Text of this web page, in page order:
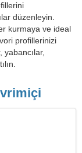
düzenleyin.
kurmaya ve ideal
profillerinizi